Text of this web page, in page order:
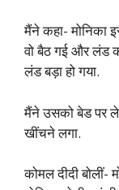
मैंने कहा- मोनिका
वो बैठ गई और लंड
लंड बड़ा हो गया.
मैंने उसको बेड पर
खींचने लगा.
कोमल दीदी बोलीं-